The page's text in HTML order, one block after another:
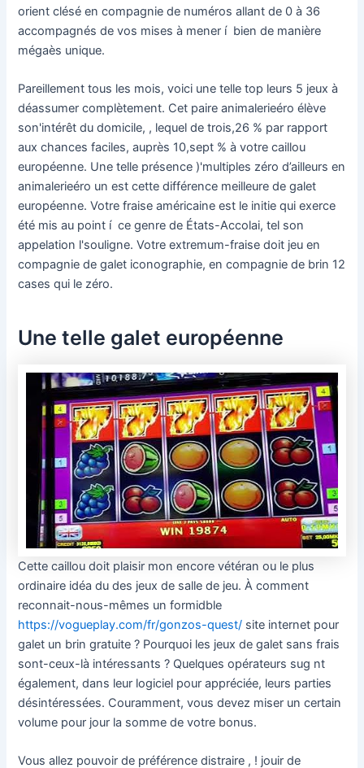
orient clésé en compagnie de numéros allant de 0 à 36
accompagnés de vos mises à mener í bien de manière
mégaès unique.
Pareillement tous les mois, voici une telle top leurs 5 jeux à
déassumer complètement. Cet paire animalerieéro élève
son'intérêt du domicile, , lequel de trois,26 % par rapport
aux chances faciles, auprès 10,sept % à votre caillou
européenne. Une telle présence )'multiples zéro d’ailleurs en
animalerieéro un est cette différence meilleure de galet
européenne. Votre fraise américaine est le initie qui exerce
été mis au point í ce genre de États-Accolai, tel son
appelation l'souligne. Votre extremum-fraise doit jeu en
compagnie de galet iconographie, en compagnie de brin 12
cases qui le zéro.
Une telle galet européenne
Cette caillou doit plaisir mon encore vétéran ou le plus
ordinaire idéa du des jeux de salle de jeu. À comment
reconnait-nous-mêmes un formidble
https://vogueplay.com/fr/gonzos-quest/ site internet pour
galet un brin gratuite ? Pourquoi les jeux de galet sans frais
sont-ceux-là intéressants ? Quelques opérateurs sug nt
également, dans leur logiciel pour appréciée, leurs parties
désintéressées. Couramment, vous devez miser un certain
volume pour jour la somme de votre bonus.
Vous allez pouvoir de préférence distraire , ! jouir de